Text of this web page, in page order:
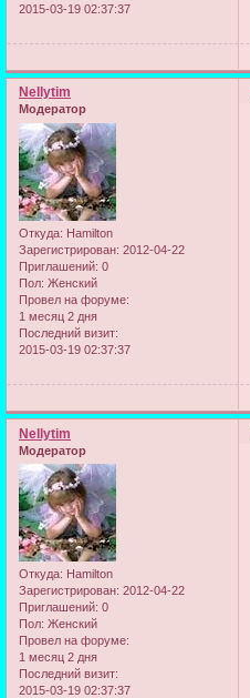
2015-03-19 02:37:37
Nellytim
Модератор
Откуда: Hamilton
Зарегистрирован: 2012-04-22
Приглашений: 0
Пол: Женский
Провел на форуме:
1 месяц 2 дня
Последний визит:
2015-03-19 02:37:37
Nellytim
Модератор
Откуда: Hamilton
Зарегистрирован: 2012-04-22
Приглашений: 0
Пол: Женский
Провел на форуме:
1 месяц 2 дня
Последний визит:
2015-03-19 02:37:37